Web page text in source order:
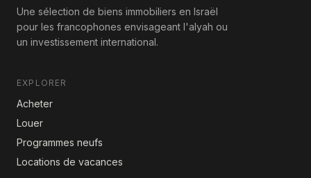
Une sélection de biens immobiliers en Israël
pour les francophones envisageant l'alyah ou
un investissement international.
EXPLORER
Acheter
Louer
Programmes neufs
Locations de vacances